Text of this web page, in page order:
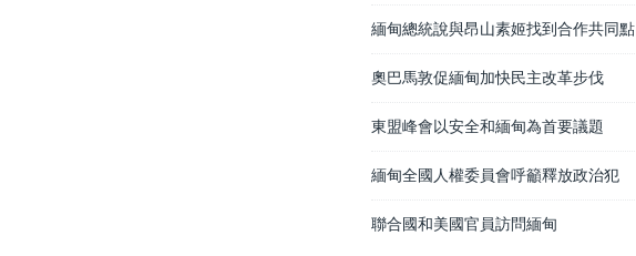
緬甸總統說與昂山素姬找到合作共同點
奧巴馬敦促緬甸加快民主改革步伐
東盟峰會以安全和緬甸為首要議題
緬甸全國人權委員會呼籲釋放政治犯
聯合國和美國官員訪問緬甸